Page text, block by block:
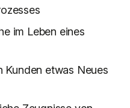
im Leben eines
Kunden etwas Neues